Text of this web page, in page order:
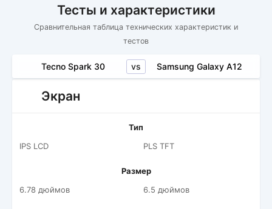
Тесты и характеристики
Сравнительная таблица технических характеристик и
тестов
Tecno Spark 30 vs Samsung Galaxy A12
Экран
Тип
IPS LCD
PLS TFT
Размер
6.78 дюймов
6.5 дюймов